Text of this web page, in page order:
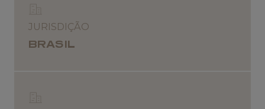
JURISDIÇÃO
BRASIL